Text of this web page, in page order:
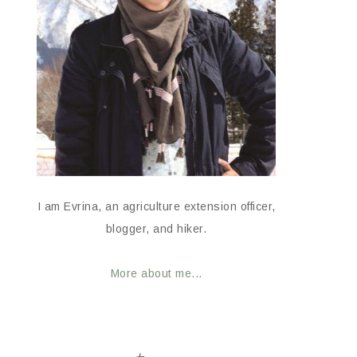
I am Evrina, an agriculture extension officer,
blogger, and hiker.
More about me...